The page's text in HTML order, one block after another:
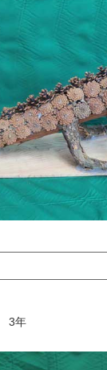
3年